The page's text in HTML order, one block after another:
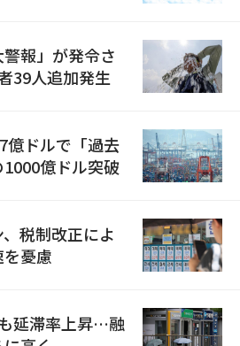
報」が発令さ
39人追加発生
億ドルで「過去
億ドル突破
税制改正によ
憂慮
延滞率上昇…融